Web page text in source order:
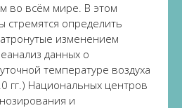
во всём мире. В этом
стремятся определить
изменением
данных о
температуре воздуха
гг.) Национальных центров
и